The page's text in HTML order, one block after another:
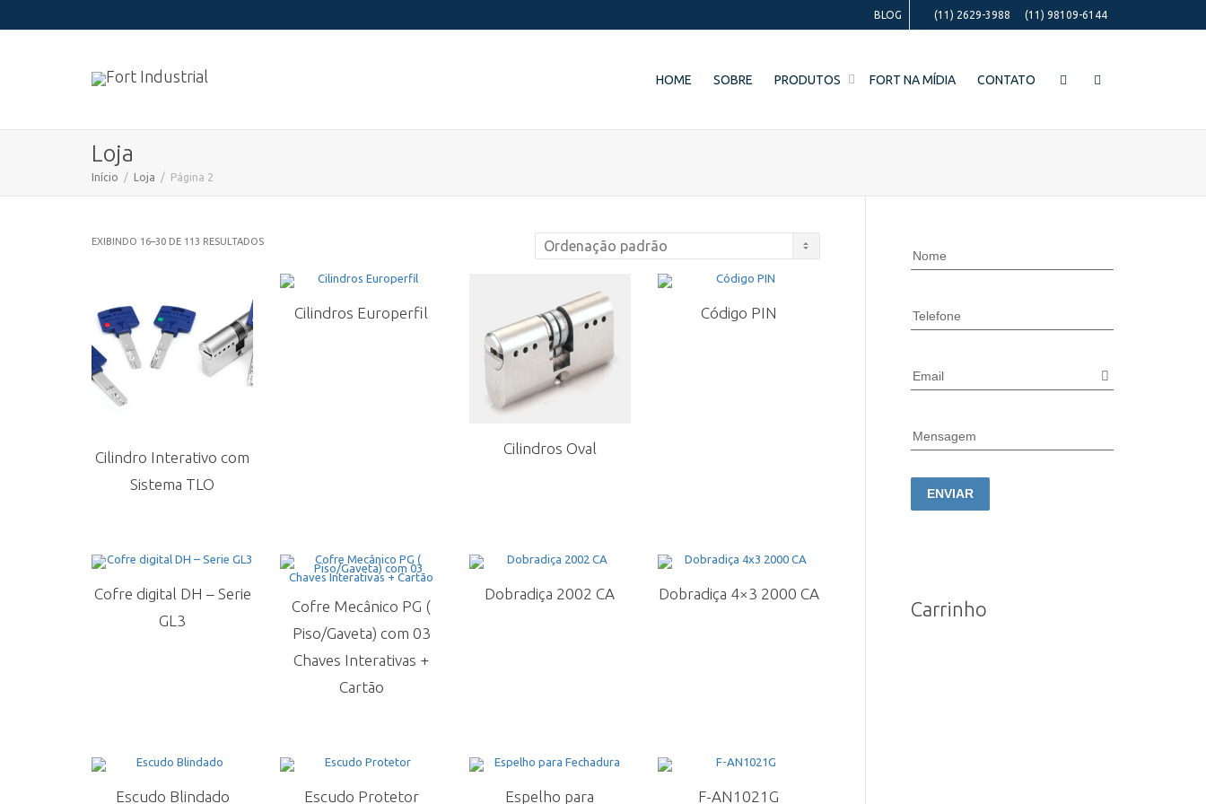
BLOG (11) 2629-3988 (11) 98109-6144
HOME SOBRE PRODUTOS FORT NA MÍDIA CONTATO
Loja
Início Loja Página 2
EXIBINDO 16–30 DE 113 RESULTADOS
Cilindro Interativo com
Sistema TLO
Cilindros Europerfil
Cilindros Oval
Código PIN
Cofre digital DH – Serie
GL3
Cofre Mecânico PG (
Piso/Gaveta) com 03
Chaves Interativas +
Cartão
Dobradiça 2002 CA Dobradiça 4×3 2000 CA
Escudo Blindado Escudo Protetor Espelho para F-AN1021G
Nome
Telefone
Email
Mensagem
ENVIAR
Carrinho